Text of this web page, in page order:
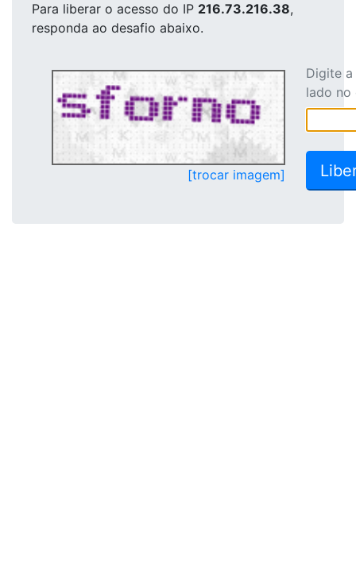
Para liberar o acesso do IP 216.73.216.38,
responda ao desafio abaixo.
[trocar imagem]
Digite
lado no